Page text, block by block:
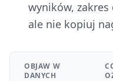
wyników,
ale nie kopiuj
OBJAW W
DANYCH